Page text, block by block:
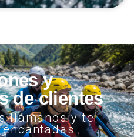
y
de clientes
llámanos y te